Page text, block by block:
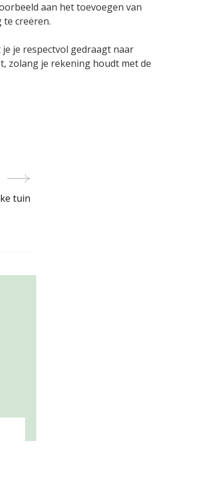
aan het toevoegen van
creëren.
je respectvol gedraagt naar
zolang je rekening houdt met de
tuin